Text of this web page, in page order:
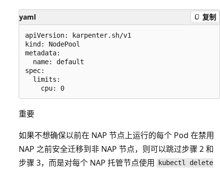
yaml 复制
apiVersion: karpenter.sh/v1
kind: NodePool
metadata:
  name: default
spec:
  limits:
重要
如果不想确保以前在 NAP 节点上运行的每个 Pod 在禁用
NAP 之前安全迁移到非 NAP 节点，则可以跳过步骤 2 和
步骤 3，而是对每个 NAP 托管节点使用
kubectl delete